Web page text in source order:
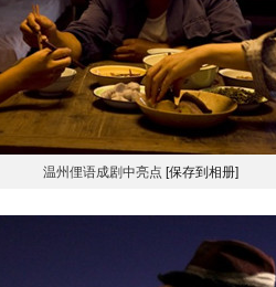
温州俚语成剧中亮点 [保存到相册]